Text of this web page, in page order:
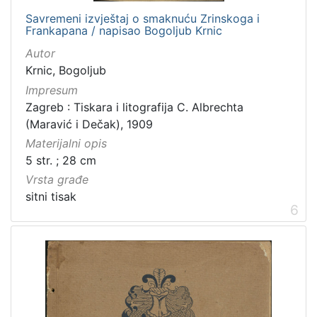
Savremeni izvještaj o smaknuću Zrinskoga i
Frankapana / napisao Bogoljub Krnic
Autor
Krnic, Bogoljub
Impresum
Zagreb : Tiskara i litografija C. Albrechta
(Maravić i Dečak), 1909
Materijalni opis
5 str. ; 28 cm
Vrsta građe
sitni tisak
6